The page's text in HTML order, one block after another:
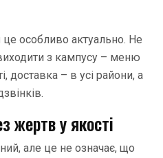
це особливо актуально. Не
з кампусу – меню
доставка – в усі райони, а
жертв у якості
але це не означає, що